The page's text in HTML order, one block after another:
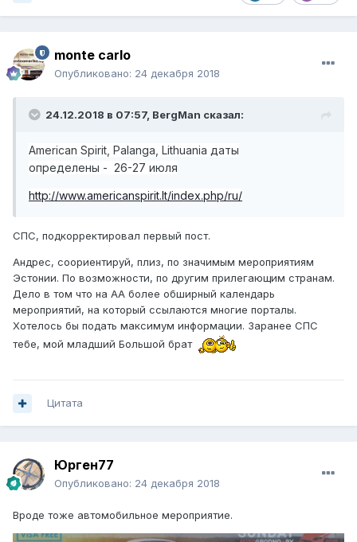
monte carlo
Опубликовано: 24 декабря 2018
24.12.2018 в 07:57, BergMan сказал:
American Spirit, Palanga, Lithuania даты
определены - 26-27 июля
http://www.americanspirit.lt/index.php/ru/
СПС, подкорректировал первый пост.
Андрес, соориентируй, плиз, по значимым мероприятиям
Эстонии. По возможности, по другим прилегающим странам.
Дело в том что на АА более обширный календарь
мероприятий, на который ссылаются многие порталы.
Хотелось бы подать максимум информации. Заранее СПС
тебе, мой младший Большой брат
Цитата
Юрген77
Опубликовано: 24 декабря 2018
Вроде тоже автомобильное мероприятие.